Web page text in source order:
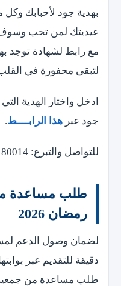
بهدية جود لأحبابك
عيديتك لمن تحب وسوف
مع رابط لشهادة توجد
لتبقى محفورة في
ادخل واختار الهدية
جود عبر هذا الرابــــط.
للتواصل والتبرع: 80014
طلب مساعدة
رمضان 2026
لضمان وصول الدعم
دقيقة للتقديم عبر
طلب مساعدة من جمعية